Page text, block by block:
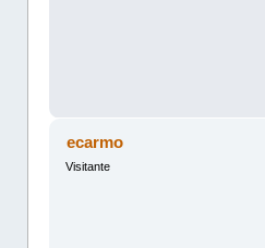
ecarmo
Visitante